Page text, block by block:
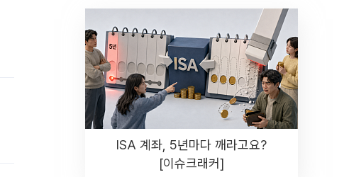
ISA 계좌, 5년마다 깨라고요?
[이슈크래커]